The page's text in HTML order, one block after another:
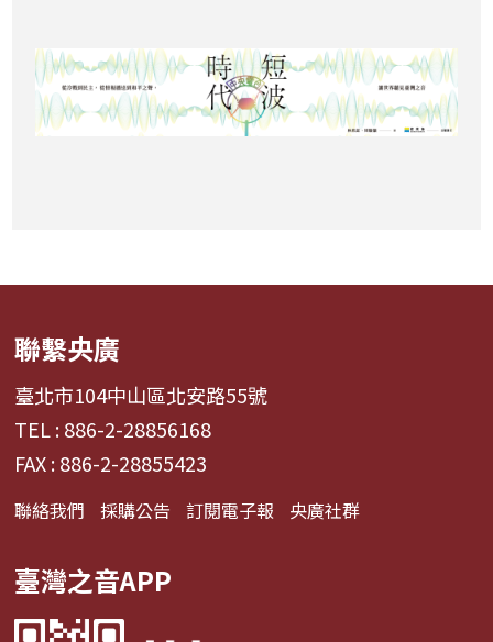
聯繫央廣
臺北市104中山區北安路55號
TEL : 886-2-28856168
FAX : 886-2-28855423
聯絡我們 採購公告 訂閱電子報 央廣社群
臺灣之音APP